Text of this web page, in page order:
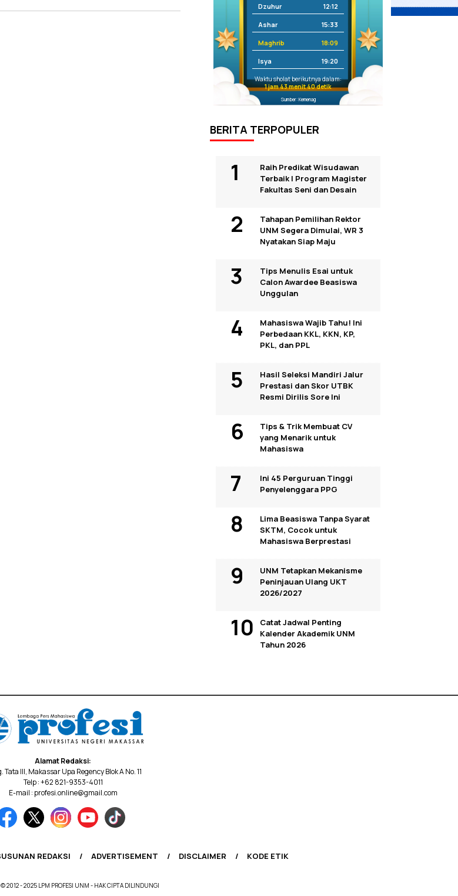
Dzuhur 12:12
Ashar 15:33
Maghrib 18:09
Isya 19:20
Waktu sholat berikutnya dalam:
1 jam 43 menit 40 detik
Sumber: Kemenag
BERITA TERPOPULER
Raih Predikat Wisudawan
Terbaik I Program Magister
Fakultas Seni dan Desain
Tahapan Pemilihan Rektor
UNM Segera Dimulai, WR 3
Nyatakan Siap Maju
Tips Menulis Esai untuk
Calon Awardee Beasiswa
Unggulan
Mahasiswa Wajib Tahu! Ini
Perbedaan KKL, KKN, KP,
PKL, dan PPL
Hasil Seleksi Mandiri Jalur
Prestasi dan Skor UTBK
Resmi Dirilis Sore Ini
Tips & Trik Membuat CV
yang Menarik untuk
Mahasiswa
Ini 45 Perguruan Tinggi
Penyelenggara PPG
Lima Beasiswa Tanpa Syarat
SKTM, Cocok untuk
Mahasiswa Berprestasi
UNM Tetapkan Mekanisme
Peninjauan Ulang UKT
2026/2027
Catat Jadwal Penting
Kalender Akademik UNM
Tahun 2026
Alamat Redaksi:
Tata III, Makassar Upa Regency Blok A No. 11
Telp : +62 821-9353-4011
E-mail : profesi.online@gmail.com
REDAKSI ADVERTISEMENT DISCLAIMER KODE ETIK
© 2012 - 2025 LPM PROFESI UNM - HAK CIPTA DILINDUNGI